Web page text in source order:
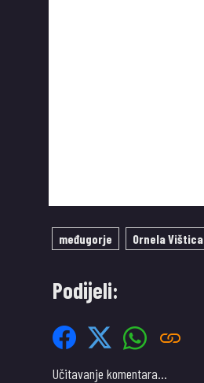
međugorje Ornela Vištica
Podijeli:
Učitavanje komentara…